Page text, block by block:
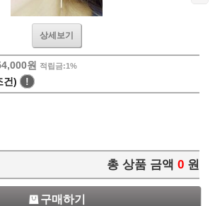
상세보기
원 적립금:1%
건) !
총 상품 금액 0 원
구매하기